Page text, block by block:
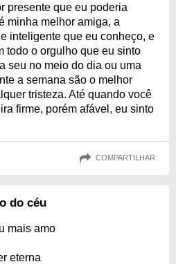
presente que eu poderia
minha melhor amiga, a
inteligente que eu conheço, e
todo o orgulho que eu sinto
seu no meio do dia ou uma
a semana são o melhor
tristeza. Até quando você
firme, porém afável, eu sinto
COMPARTILHAR
do céu
mais amo
eterna